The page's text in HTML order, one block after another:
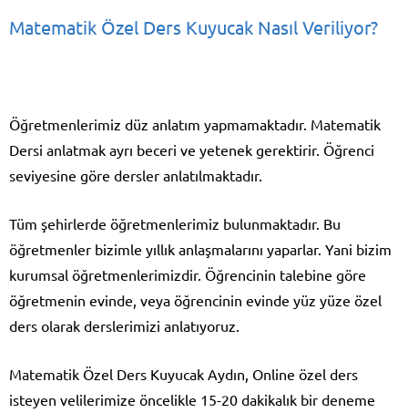
Matematik Özel Ders Kuyucak Nasıl Veriliyor?
Öğretmenlerimiz düz anlatım yapmamaktadır. Matematik
Dersi anlatmak ayrı beceri ve yetenek gerektirir. Öğrenci
seviyesine göre dersler anlatılmaktadır.
Tüm şehirlerde öğretmenlerimiz bulunmaktadır. Bu
öğretmenler bizimle yıllık anlaşmalarını yaparlar. Yani bizim
kurumsal öğretmenlerimizdir. Öğrencinin talebine göre
öğretmenin evinde, veya öğrencinin evinde yüz yüze özel
ders olarak derslerimizi anlatıyoruz.
Matematik Özel Ders Kuyucak Aydın, Online özel ders
isteyen velilerimize öncelikle 15-20 dakikalık bir deneme